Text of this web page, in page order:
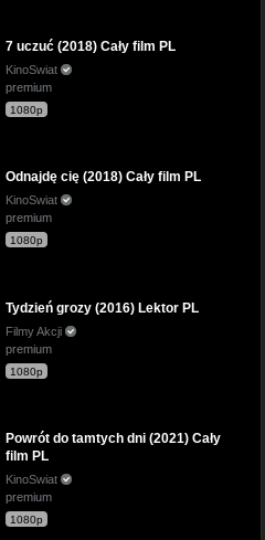
7 uczuć (2018) Cały film PL
KinoSwiat
premium
1080p
Odnajdę cię (2018) Cały film PL
KinoSwiat
premium
1080p
Tydzień grozy (2016) Lektor PL
Filmy Akcji
premium
1080p
Powrót do tamtych dni (2021) Cały
film PL
KinoSwiat
premium
1080p